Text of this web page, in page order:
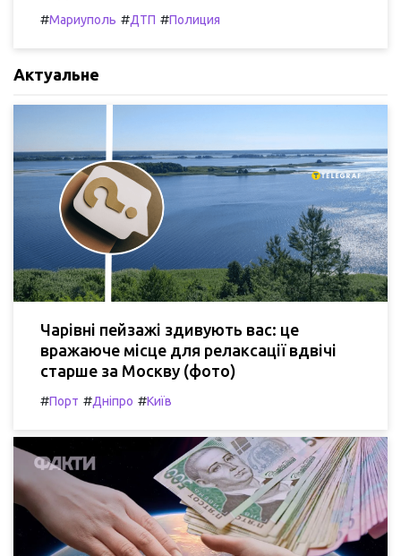
#Мариуполь #ДТП #Полиция
Актуальне
Чарівні пейзажі здивують вас: це
вражаюче місце для релаксації вдвічі
старше за Москву (фото)
#Порт #Дніпро #Київ